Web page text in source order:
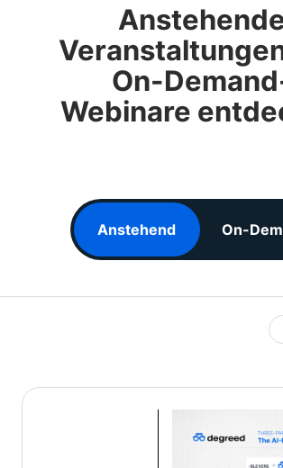
On-
Webinare
Anstehend On-